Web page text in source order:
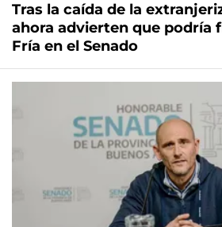
Tras la caída de la
ahora advierten que podría
Fría en el Senado